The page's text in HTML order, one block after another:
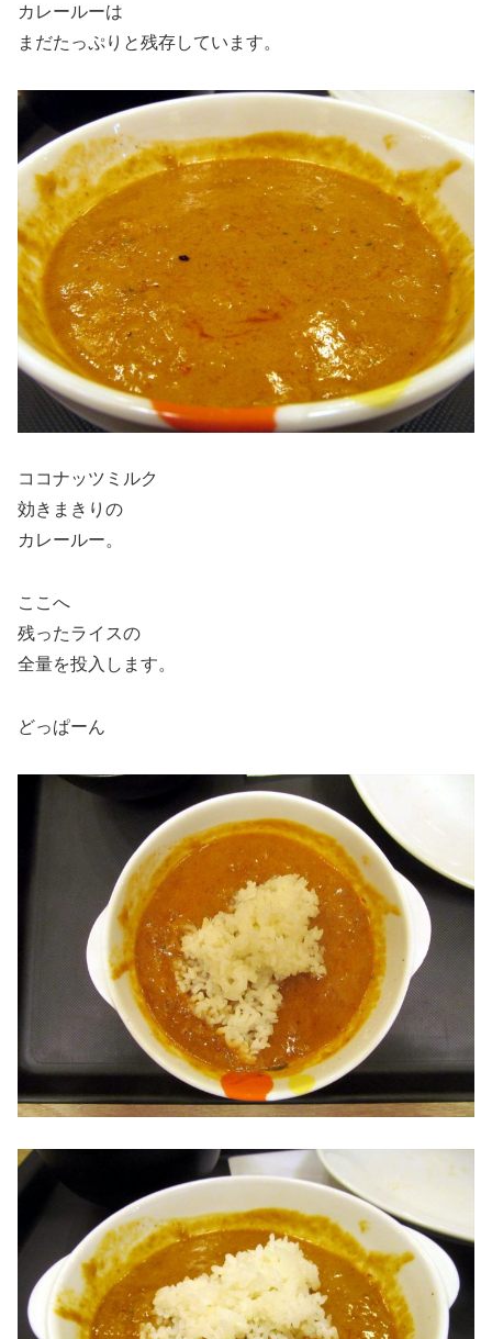
カレールーは
まだたっぷりと残存しています。
ココナッツミルク
効きまきりの
カレールー。
ここへ
残ったライスの
全量を投入します。
どっぱーん